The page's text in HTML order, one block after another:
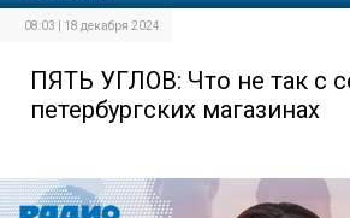
08:03 | 18 декабря 2024
ПЯТЬ УГЛОВ: Что не так с
петербургских магазинах